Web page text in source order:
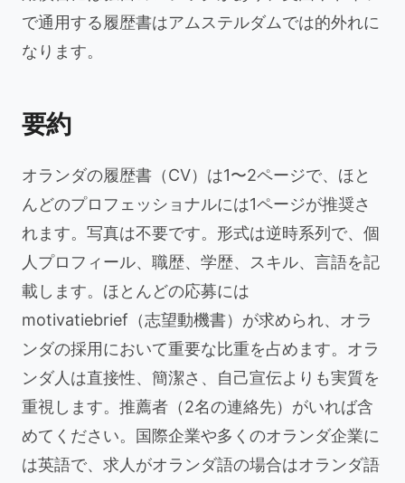
で通用する履歴書はアムステルダムでは的外れに
なります。
要約
オランダの履歴書（CV）は1〜2ページで、ほと
んどのプロフェッショナルには1ページが推奨さ
れます。写真は不要です。形式は逆時系列で、個
人プロフィール、職歴、学歴、スキル、言語を記
載します。ほとんどの応募には
motivatiebrief（志望動機書）が求められ、オラ
ンダの採用において重要な比重を占めます。オラ
ンダ人は直接性、簡潔さ、自己宣伝よりも実質を
重視します。推薦者（2名の連絡先）がいれば含
めてください。国際企業や多くのオランダ企業に
は英語で、求人がオランダ語の場合はオランダ語